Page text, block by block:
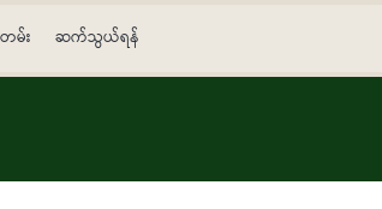
မ်း ဆက်သွယ်ရန်